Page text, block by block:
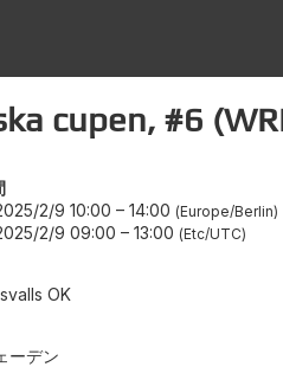
cupen, #6
2/9 10:00 – 14:00 Europe/Berlin
2/9 09:00 – 13:00 Etc/UTC
OK
ーデン